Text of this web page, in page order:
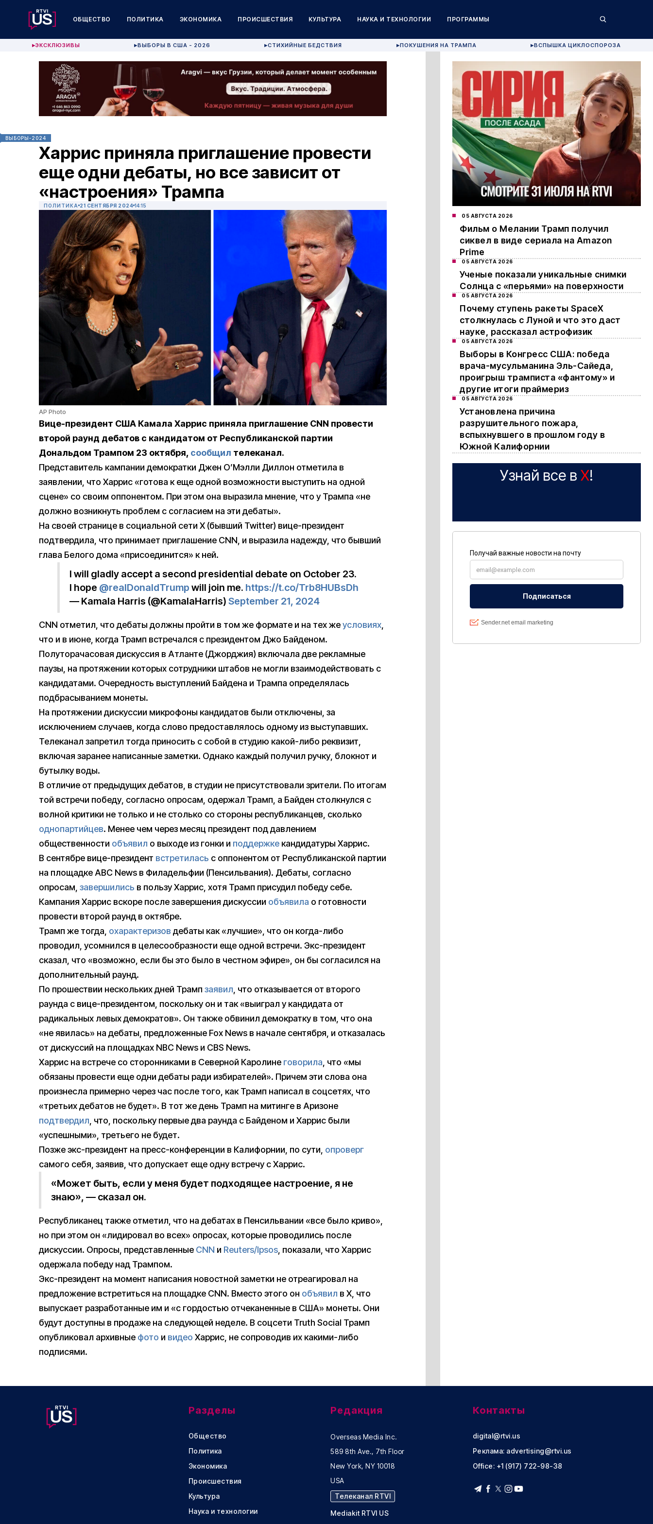
ОБЩЕСТВО ПОЛИТИКА ЭКОНОМИКА ПРОИСШЕСТВИЯ КУЛЬТУРА НАУКА И ТЕХНОЛОГИИ ПРОГРАММЫ
▶ЭКСКЛЮЗИВЫ ▶ВЫБОРЫ В США - 2026 ▶СТИХИЙНЫЕ БЕДСТВИЯ ▶ПОКУШЕНИЯ НА ТРАМПА ▶ВСПЫШКА ЦИКЛОСПОРОЗА
ВЫБОРЫ-2024
Харрис приняла приглашение провести
еще одни дебаты, но все зависит от
«настроения» Трампа
ПОЛИТИКА 21 СЕНТЯБРЯ 2024 14:15
AP Photo
Вице-президент США Камала Харрис приняла приглашение CNN провести
второй раунд дебатов с кандидатом от Республиканской партии
Дональдом Трампом 23 октября, сообщил телеканал.
Представитель кампании демократки Джен О’Мэлли Диллон отметила в
заявлении, что Харрис «готова к еще одной возможности выступить на одной
сцене» со своим оппонентом. При этом она выразила мнение, что у Трампа «не
должно возникнуть проблем с согласием на эти дебаты».
На своей странице в социальной сети X (бывший Twitter) вице-президент
подтвердила, что принимает приглашение CNN, и выразила надежду, что бывший
глава Белого дома «присоединится» к ней.
I will gladly accept a second presidential debate on October 23.
I hope @realDonaldTrump will join me. https://t.co/Trb8HUBsDh
— Kamala Harris (@KamalaHarris) September 21, 2024
CNN отметил, что дебаты должны пройти в том же формате и на тех жеусловиях,
что и в июне, когда Трамп встречался с президентом Джо Байденом.
Полуторачасовая дискуссия в Атланте (Джорджия) включала две рекламные
паузы, на протяжении которых сотрудники штабов не могли взаимодействовать с
кандидатами. Очередность выступлений Байдена и Трампа определялась
подбрасыванием монеты.
На протяжении дискуссии микрофоны кандидатов были отключены, за
исключением случаев, когда слово предоставлялось одному из выступавших.
Телеканал запретил тогда приносить с собой в студию какой-либо реквизит,
включая заранее написанные заметки. Однако каждый получил ручку, блокнот и
бутылку воды.
В отличие от предыдущих дебатов, в студии не присутствовали зрители. По итогам
той встречи победу, согласно опросам, одержал Трамп, а Байден столкнулся с
волной критики не только и не столько со стороны республиканцев, сколько
однопартийцев. Менее чем через месяц президент под давлением
общественности объявил о выходе из гонки и поддержке кандидатуры Харрис.
В сентябре вице-президент встретилась с оппонентом от Республиканской партии
на площадке ABC News в Филадельфии (Пенсильвания). Дебаты, согласно
опросам, завершились в пользу Харрис, хотя Трамп присудил победу себе.
Кампания Харрис вскоре после завершения дискуссии объявила о готовности
провести второй раунд в октябре.
Трамп же тогда, охарактеризов дебаты как «лучшие», что он когда-либо
проводил, усомнился в целесообразности еще одной встречи. Экс-президент
сказал, что «возможно, если бы это было в честном эфире», он бы согласился на
дополнительный раунд.
По прошествии нескольких дней Трамп заявил, что отказывается от второго
раунда с вице-президентом, поскольку он и так «выиграл у кандидата от
радикальных левых демократов». Он также обвинил демократку в том, что она
«не явилась» на дебаты, предложенные Fox News в начале сентября, и отказалась
от дискуссий на площадках NBC News и CBS News.
Харрис на встрече со сторонниками в Северной Каролине говорила, что «мы
обязаны провести еще одни дебаты ради избирателей». Причем эти слова она
произнесла примерно через час после того, как Трамп написал в соцсетях, что
«третьих дебатов не будет». В тот же день Трамп на митинге в Аризоне
подтвердил, что, поскольку первые два раунда с Байденом и Харрис были
«успешными», третьего не будет.
Позже экс-президент на пресс-конференции в Калифорнии, по сути, опроверг
самого себя, заявив, что допускает еще одну встречу с Харрис.
«Может быть, если у меня будет подходящее настроение, я не
знаю», — сказал он.
Республиканец также отметил, что на дебатах в Пенсильвании «все было криво»,
но при этом он «лидировал во всех» опросах, которые проводились после
дискуссии. Опросы, представленные CNN и Reuters/Ipsos, показали, что Харрис
одержала победу над Трампом.
Экс-президент на момент написания новостной заметки не отреагировал на
предложение встретиться на площадке CNN. Вместо этого он объявил в X, что
выпускает разработанные им и «с гордостью отчеканенные в США» монеты. Они
будут доступны в продаже на следующей неделе. В соцсети Truth Social Трамп
опубликовал архивные фото и видео Харрис, не сопроводив их какими-либо
подписями.
05 АВГУСТА 2026
Фильм о Мелании Трамп получил
сиквел в виде сериала на Amazon
Prime
05 АВГУСТА 2026
Ученые показали уникальные снимки
Солнца с «перьями» на поверхности
05 АВГУСТА 2026
Почему ступень ракеты SpaceX
столкнулась с Луной и что это даст
науке, рассказал астрофизик
05 АВГУСТА 2026
Выборы в Конгресс США: победа
врача-мусульманина Эль-Сайеда,
проигрыш трамписта «фантому» и
другие итоги праймериз
05 АВГУСТА 2026
Установлена причина
разрушительного пожара,
вспыхнувшего в прошлом году в
Южной Калифорнии
Узнай все в X!
Разделы
Общество
Политика
Экономика
Происшествия
Культура
Наука и технологии
Редакция
Overseas Media Inc.
589 8th Ave., 7th Floor
New York, NY 10018
USA
Телеканал RTVI
Mediakit RTVI US
Контакты
digital@rtvi.us
Реклама: advertising@rtvi.us
Office: +1 (917) 722-98-38